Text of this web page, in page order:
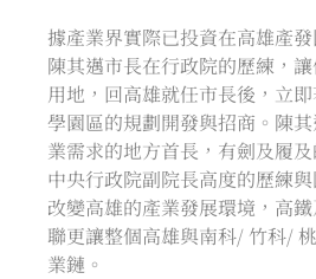
據產業界實際已投資在高雄產
陳其邁市長在行政院的歷練，
用地，回高雄就任市長後，立
學園區的規劃開發與招商。陳
業需求的地方首長，有劍及履
中央行政院副院長高度的歷練
改變高雄的產業發展環境，高
聯更讓整個高雄與南科/ 竹科/
業鏈。